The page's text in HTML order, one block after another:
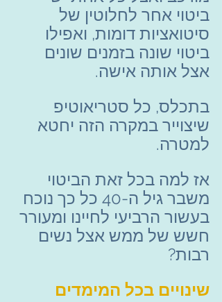
ביטוי אחר לחלוטין של
סיטואציות דומות, ואפילו
ביטוי שונה בזמנים שונים
אצל אותה אישה.
בתכלס, כל סטריאוטיפ
שיצוייר במקרה הזה יחטא
למטרה.
אז למה בכל זאת הביטוי
משבר גיל ה-40 כל כך נוכח
בעשור הרביעי לחיינו ומעורר
חשש של ממש אצל נשים
רבות?
שינויים בכל המימדים